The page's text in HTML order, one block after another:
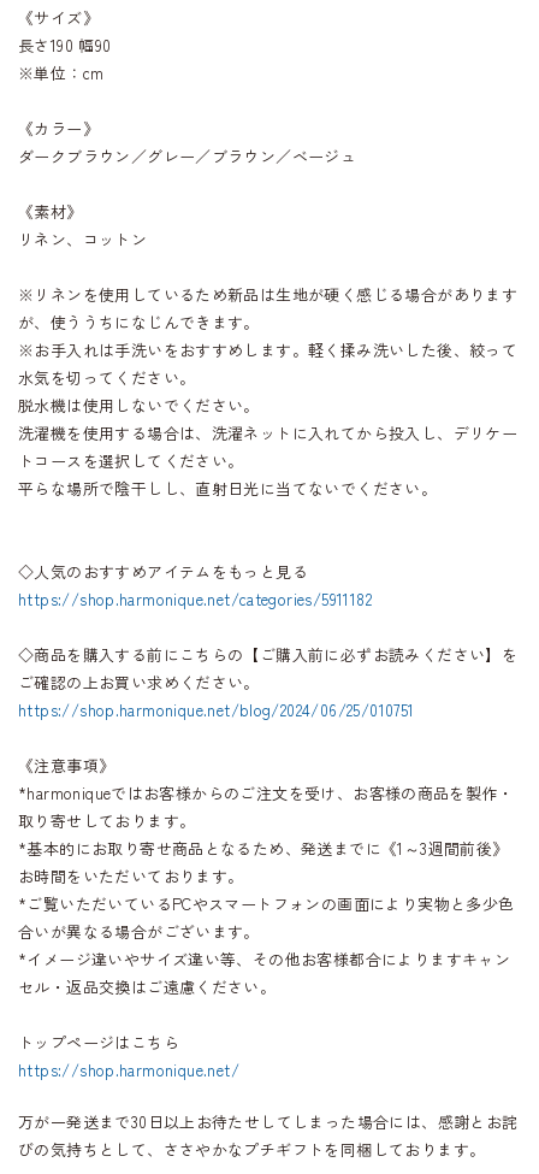
《サイズ》
長さ190 幅90
※単位：cm
《カラー》
ダークブラウン／グレー／ブラウン／ベージュ
《素材》
リネン、コットン
※リネンを使用しているため新品は生地が硬く感じる場合があります
が、使ううちになじんできます。
※お手入れは手洗いをおすすめします。軽く揉み洗いした後、絞って
水気を切ってください。
脱水機は使用しないでください。
洗濯機を使用する場合は、洗濯ネットに入れてから投入し、デリケー
トコースを選択してください。
平らな場所で陰干しし、直射日光に当てないでください。
◇人気のおすすめアイテムをもっと見る
https://shop.harmonique.net/categories/5911182
◇商品を購入する前にこちらの【ご購入前に必ずお読みください】を
ご確認の上お買い求めください。
https://shop.harmonique.net/blog/2024/06/25/010751
《注意事項》
*harmoniqueではお客様からのご注文を受け、お客様の商品を製作・
取り寄せしております。
*基本的にお取り寄せ商品となるため、発送までに《1～3週間前後》
お時間をいただいております。
*ご覧いただいているPCやスマートフォンの画面により実物と多少色
合いが異なる場合がございます。
*イメージ違いやサイズ違い等、その他お客様都合によりますキャン
セル・返品交換はご遠慮ください。
トップページはこちら
https://shop.harmonique.net/
万が一発送まで30日以上お待たせしてしまった場合には、感謝とお詫
びの気持ちとして、ささやかなプチギフトを同梱しております。